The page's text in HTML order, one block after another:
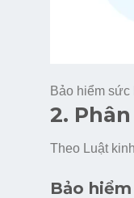
Bảo hiểm
2.
Theo Luật
Bảo